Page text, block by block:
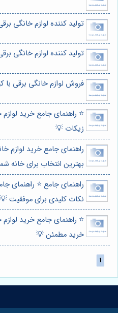
تولید کننده لوازم خانگی
تولید کننده لوازم خانگی
فروش لوازم خانگی برقی با
⭐️ راهنمای جامع خرید لوازم
زیکات 💡
راهنمای جامع خرید لوازم
بهترین انتخاب برای خانه
راهنمای جامع ⭐️ راهنمای
نکات کلیدی برای موفقیت 💡
⭐️ راهنمای جامع خرید
خرید مطمئن 💡